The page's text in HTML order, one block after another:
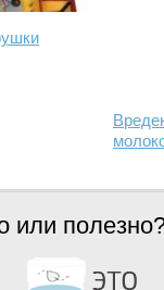
или